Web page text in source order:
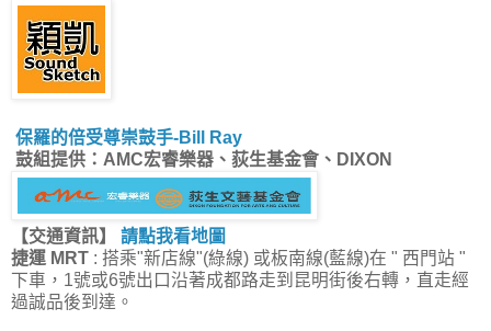
保羅的倍受尊崇鼓手-Bill Ray
鼓組提供：AMC宏睿樂器、荻生基金會、DIXON
【交通資訊】 請點我看地圖
捷運 MRT : 搭乘"新店線"(綠線) 或板南線(藍線)在 " 西門站 "
下車，1號或6號出口沿著成都路走到昆明街後右轉，直走經
過誠品後到達。